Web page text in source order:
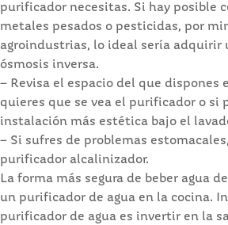
purificador necesitas. Si hay posible
metales pesados o pesticidas, por
agroindustrias, lo ideal sería adquirir
ósmosis inversa.
– Revisa el espacio del que dispones
quieres que se vea el purificador o si
instalación más estética bajo el
– Si sufres de problemas
purificador alcalinizador.
La forma más segura de beber agua
un purificador de agua en la cocina.
purificador de agua es invertir en la